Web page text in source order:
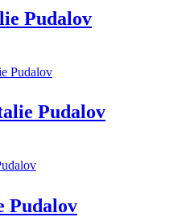
Pudalov
Pudalov
Pudalov